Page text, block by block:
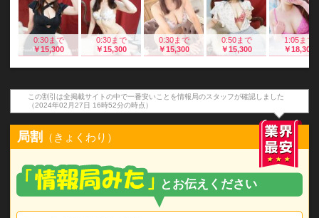
0:30まで
￥15,300
0:30まで
￥15,300
0:30まで
￥15,300
0:50まで
￥15,300
1:05まで
￥18,300
この割引は全掲載サイトの中で一番安いことを情報局のスタッフが確認しました
（2024年02月27日 16時52分の時点）
局割 （きょくわり）